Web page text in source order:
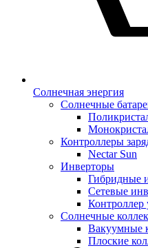
Солнечная энергия
Солнечные
Контроллеры
Nectar Sun
Инверторы
Гибридные
Сетевые
Контроллер
Солнечные
Вакуумные
Плоские